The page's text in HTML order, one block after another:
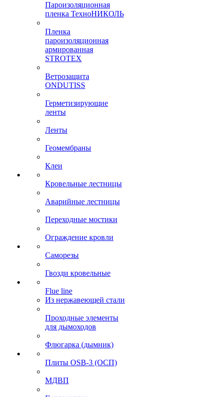
Пароизоляционная
пленка ТехноНИКОЛЬ
Пленка
пароизоляционная
армированная
STROTEX
Ветрозащита
ONDUTISS
Герметизирующие
ленты
Ленты
Геомембраны
Клеи
Кровельные лестницы
Аварийные лестницы
Переходные мостики
Ограждение кровли
Саморезы
Гвозди кровельные
Flue line
Из нержавеющей стали
Проходные элементы
для дымоходов
Флюгарка (дымник)
Плиты OSB-3 (ОСП)
МДВП